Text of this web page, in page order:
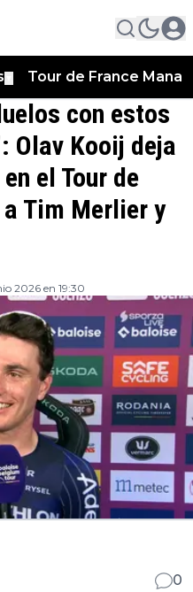
Tour de France
con estos
Olav Kooij deja
el Tour de
Tim Merlier y
2026 en 19:30
0